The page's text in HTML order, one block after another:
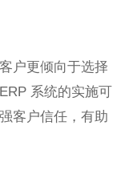
户更倾向于选择
系统的实施可
客户信任，有助